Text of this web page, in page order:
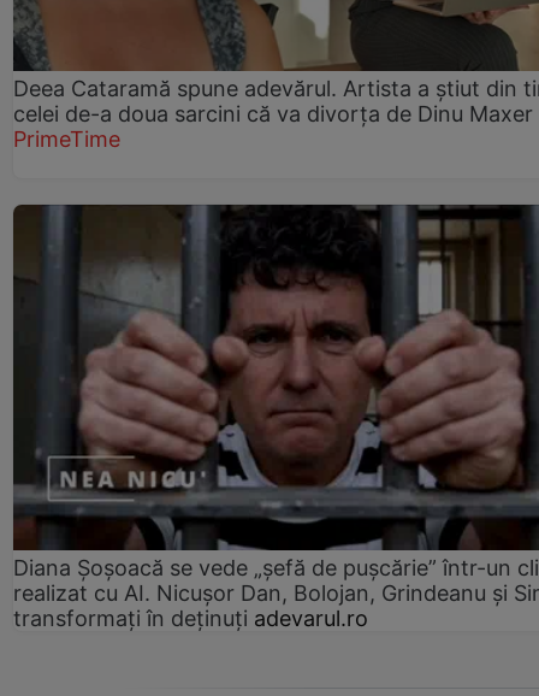
Deea Cataramă spune adevărul. Artista a știut din
celei de-a doua sarcini că va divorța de Dinu Maxer
PrimeTime
Diana Șoșoacă se vede „șefă de pușcărie” într-un
realizat cu AI. Nicușor Dan, Bolojan, Grindeanu și
transformați în deținuți adevarul.ro